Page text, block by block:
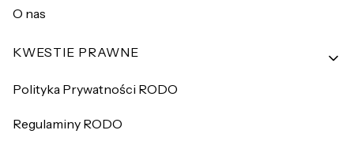
O nas
KWESTIE PRAWNE
Polityka Prywatności RODO
Regulaminy RODO